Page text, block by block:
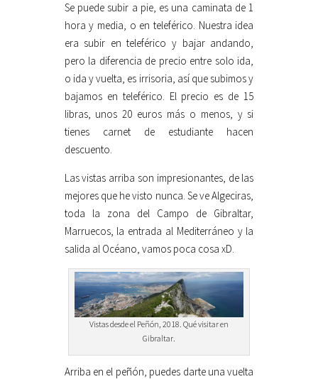
Se puede subir a pie, es una caminata de 1
hora y media, o en teleférico. Nuestra idea
era subir en teleférico y bajar andando,
pero la diferencia de precio entre solo ida,
o ida y vuelta, es irrisoria, así que subimos y
bajamos en teleférico. El precio es de 15
libras, unos 20 euros más o menos, y si
tienes carnet de estudiante hacen
descuento.
Las vistas arriba son impresionantes, de las
mejores que he visto nunca. Se ve Algeciras,
toda la zona del Campo de Gibraltar,
Marruecos, la entrada al Mediterráneo y la
salida al Océano, vamos poca cosa xD.
Vistas desde el Peñón, 2018. Qué visitar en
Gibraltar.
Arriba en el peñón, puedes darte una vuelta